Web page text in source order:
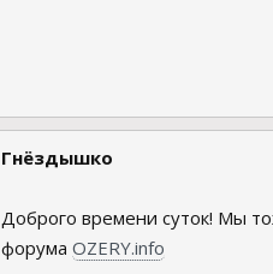
Гнёздышко
Доброго времени суток! Мы
форума OZERY.info